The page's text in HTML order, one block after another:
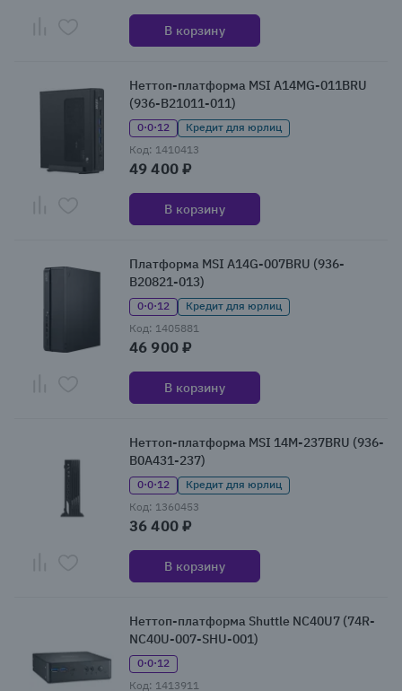
В корзину
Неттоп-платформа MSI A14MG-011BRU
(936-B21011-011)
0·0·12
Кредит для юрлиц
Код: 1410413
49 400 ₽
В корзину
Платформа MSI A14G-007BRU (936-
B20821-013)
0·0·12
Кредит для юрлиц
Код: 1405881
46 900 ₽
В корзину
Неттоп-платформа MSI 14M-237BRU (936-
B0A431-237)
0·0·12
Кредит для юрлиц
Код: 1360453
36 400 ₽
В корзину
Неттоп-платформа Shuttle NC40U7 (74R-
NC40U-007-SHU-001)
0·0·12
Код: 1413911